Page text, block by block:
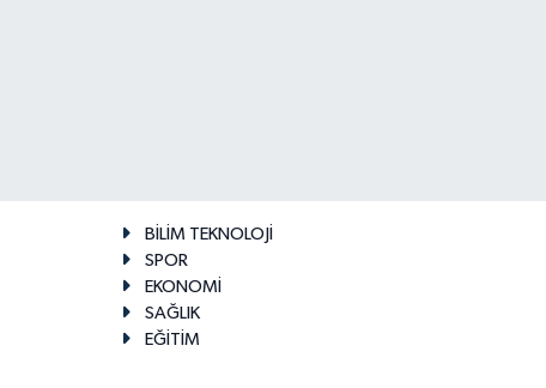
BİLİM TEKNOLOJİ
SPOR
EKONOMİ
SAĞLIK
EĞİTİM